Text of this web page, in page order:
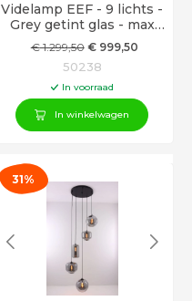
Videlamp EEF - 9 lichts -
Grey getint glas - max
350cm
€1.299,50 €999,50
50238
In voorraad
In winkelwagen
31%